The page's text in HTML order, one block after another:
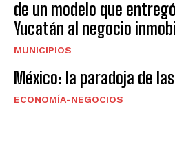
de un modelo que
Yucatán al negocio
MUNICIPIOS
México: la paradoja de
ECONOMÍA-NEGOCIOS